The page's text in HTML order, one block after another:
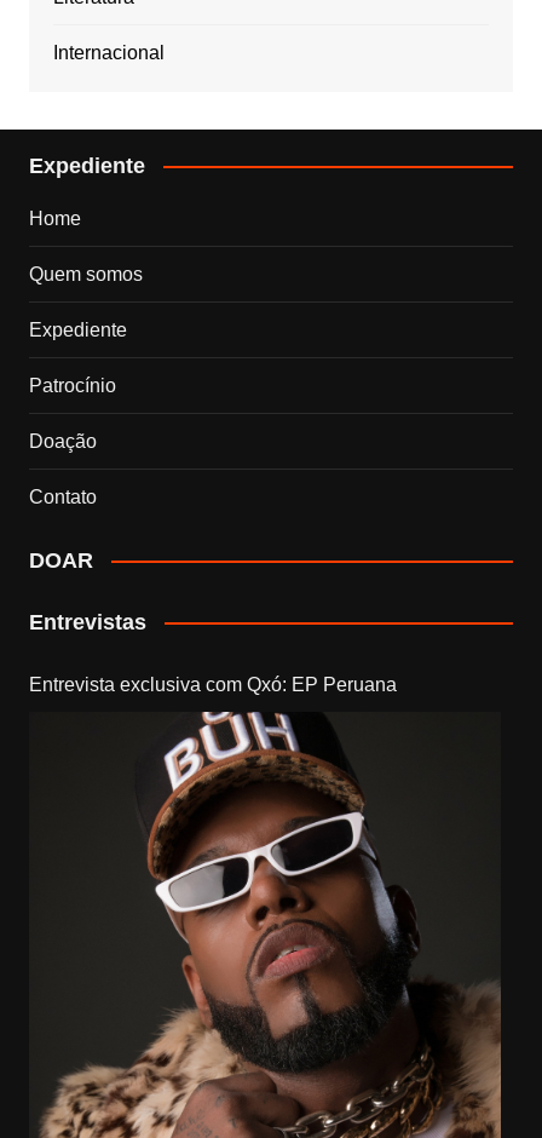
Internacional
Expediente
Home
Quem somos
Expediente
Patrocínio
Doação
Contato
DOAR
Entrevistas
Entrevista exclusiva com Qxó: EP Peruana